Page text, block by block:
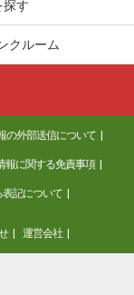
探す
クルーム
の外部送信について
報に関する免責事項
記について
運営会社